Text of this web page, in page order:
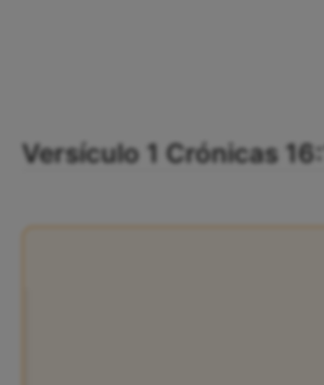
Versículo 1 Crónicas